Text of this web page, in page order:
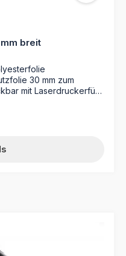
breit
30 mm zum
mit Laserdruckerfür
= 34 Reiter Nutzen
Software:
service/mappei
(Dateien) an!